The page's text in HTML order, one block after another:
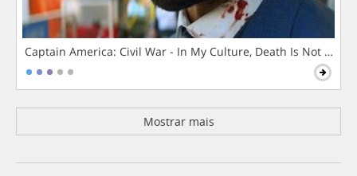
Captain America: Civil War - In My Culture, Death Is Not The
Mostrar mais